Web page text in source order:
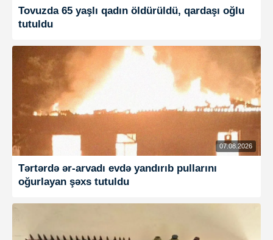
Tovuzda 65 yaşlı qadın öldürüldü, qardaşı oğlu
tutuldu
07.08.2026
Tərtərdə ər-arvadı evdə yandırıb pullarını
oğurlayan şəxs tutuldu